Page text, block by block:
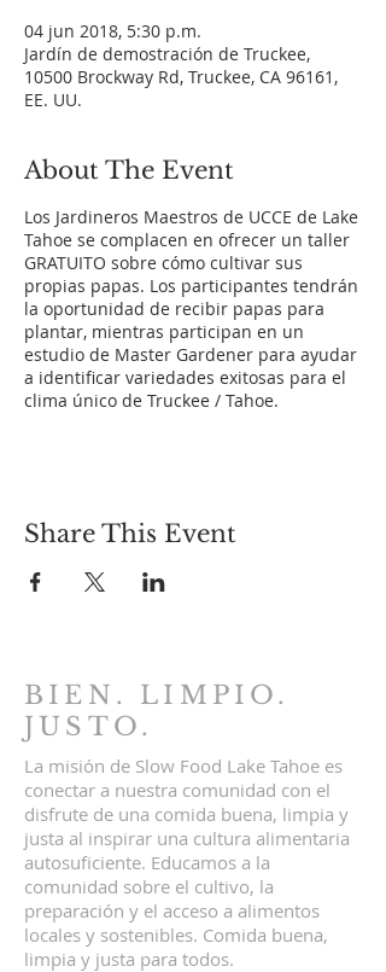
04 jun 2018, 5:30 p.m.
Jardín de demostración de Truckee,
10500 Brockway Rd, Truckee, CA 96161,
EE. UU.
About The Event
Los Jardineros Maestros de UCCE de Lake
Tahoe se complacen en ofrecer un taller
GRATUITO sobre cómo cultivar sus
propias papas. Los participantes tendrán
la oportunidad de recibir papas para
plantar, mientras participan en un
estudio de Master Gardener para ayudar
a identificar variedades exitosas para el
clima único de Truckee / Tahoe.
Share This Event
BIEN. LIMPIO.
JUSTO.
La misión de Slow Food Lake Tahoe es
conectar a nuestra comunidad con el
disfrute de una comida buena, limpia y
justa al inspirar una cultura alimentaria
autosuficiente. Educamos a la
comunidad sobre el cultivo, la
preparación y el acceso a alimentos
locales y sostenibles. Comida buena,
limpia y justa para todos.